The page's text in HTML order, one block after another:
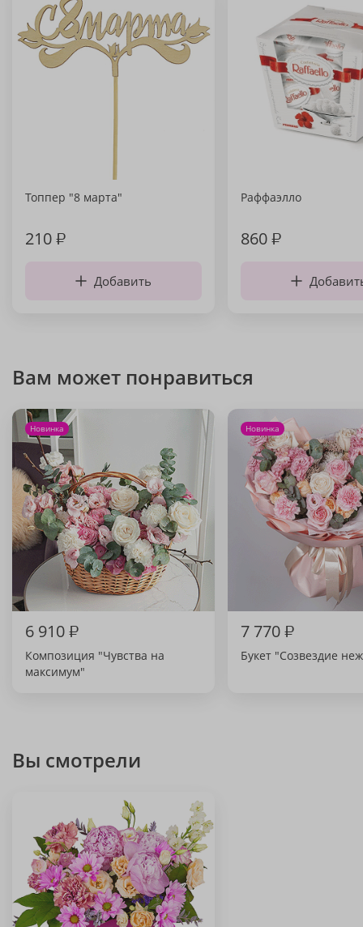
Топпер "8 марта"
210₽
Добавить
Раффаэлло
860₽
Вам может понравиться
Новинка
6 910₽
Композиция "Чувства на
максимум"
Новинка
7 770₽
Букет "Созвездие
Вы смотрели